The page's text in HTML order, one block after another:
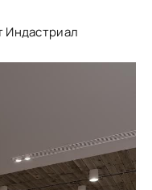
Индастриал